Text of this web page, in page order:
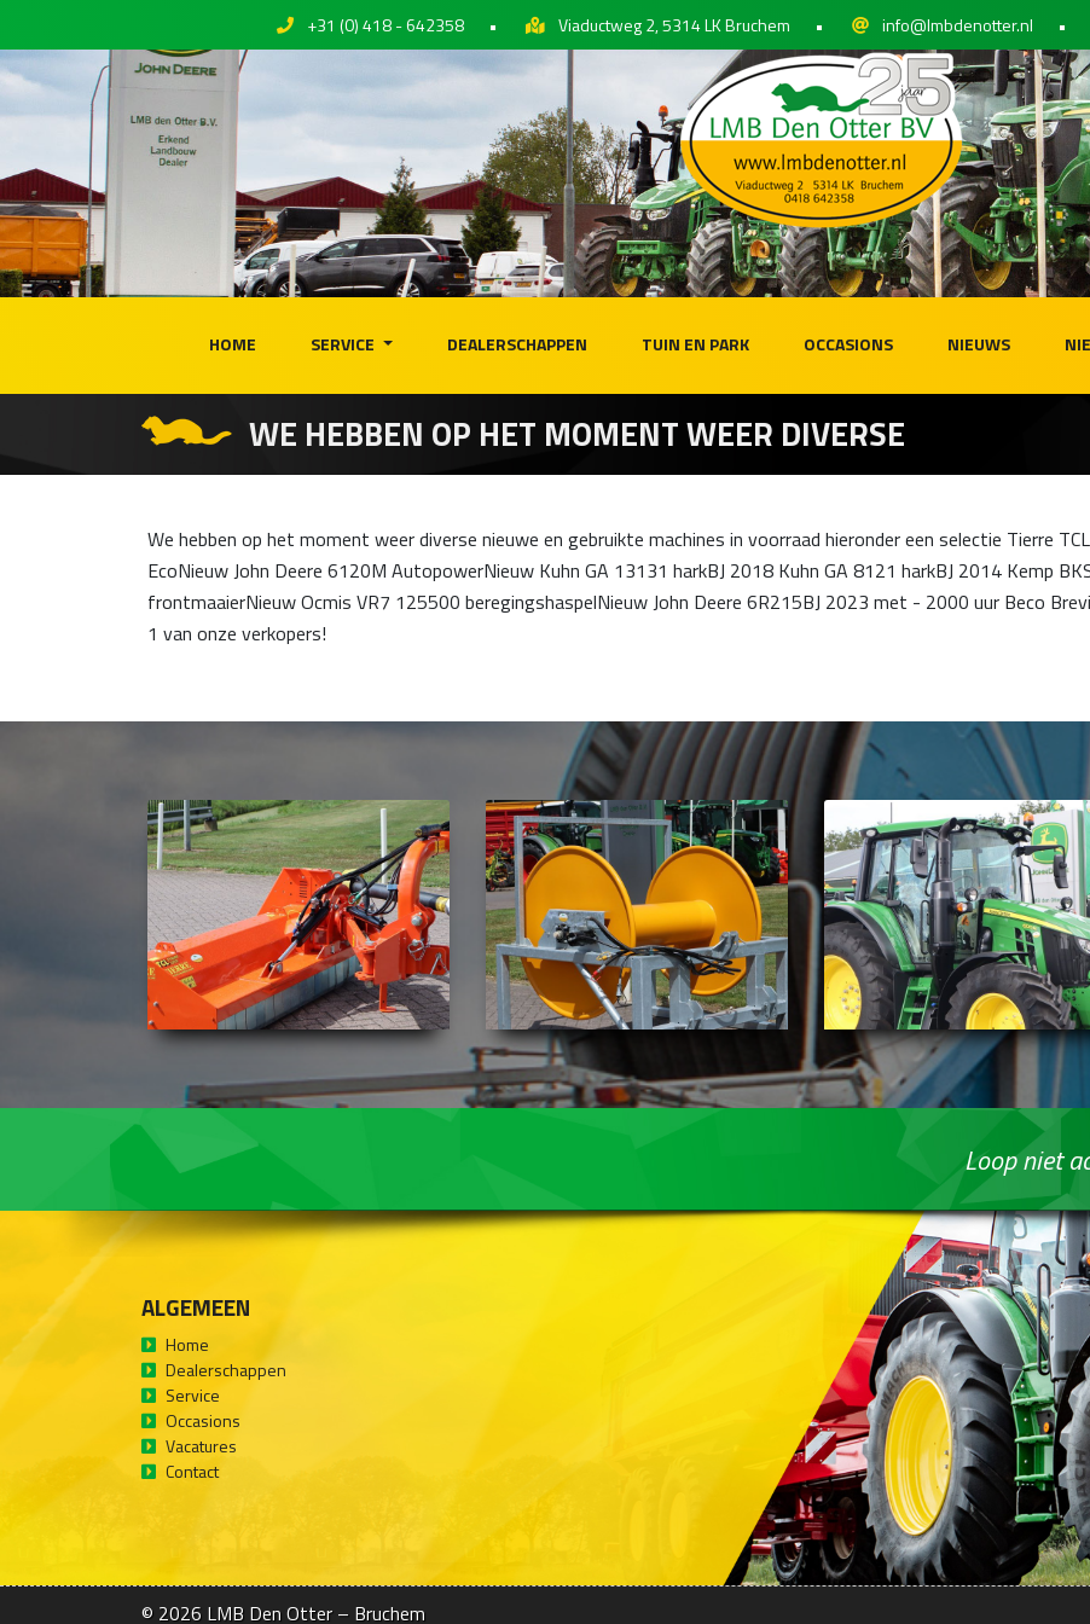
+31 (0) 418 - 642358 • Viaductweg 2, 5314 LK Bruchem • info@lmbdenotter.nl •
HOME SERVICE DEALERSCHAPPEN TUIN EN PARK OCCASIONS NIEUWS
WE HEBBEN OP HET MOMENT WEER DIVERSE
We hebben op het moment weer diverse nieuwe en gebruikte machines in voorraad hieronder een selectie Tierre
EcoNieuw John Deere 6120M AutopowerNieuw Kuhn GA 13131 harkBJ 2018 Kuhn GA 8121 harkBJ 2014 Kemp
frontmaaierNieuw Ocmis VR7 125500 beregingshaspelNieuw John Deere 6R215BJ 2023 met - 2000 uur Beco
1 van onze verkopers!
Loop niet
ALGEMEEN
Home
Dealerschappen
Service
Occasions
Vacatures
Contact
© 2026 LMB Den Otter – Bruchem